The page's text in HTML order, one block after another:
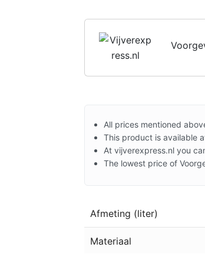
All prices mentioned
This product is available
At vijverexpress.nl you
The lowest price of
Afmeting (liter)
Materiaal